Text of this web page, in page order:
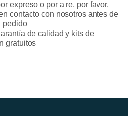
expreso o por aire, por favor,
contacto con nosotros antes de
pedido
de calidad y kits de
gratuitos